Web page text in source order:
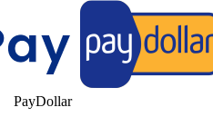
PayDollar